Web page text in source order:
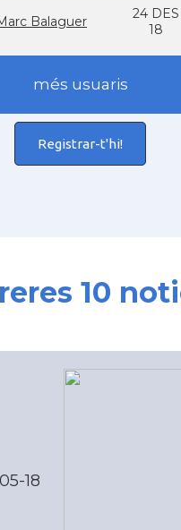
Balaguer
24 DES
18
més usuaris
Registrar-t'hi!
10
18